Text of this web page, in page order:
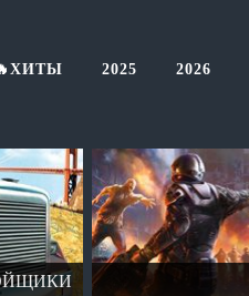
2025 2026